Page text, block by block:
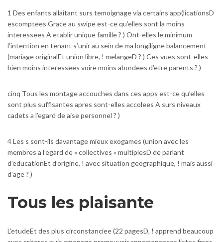
1 Des enfants allaitant surs temoignage via certains app(licationsD
escomptees Grace au swipe est-ce qu’elles sont la moins
interessees A etablir unique famille ? ) Ont-elles le minimum
l’intention en tenant s’unir au sein de ma longiligne balancement
(mariage originalEt union libre, ! melangeD ? ) Ces vues sont-elles
bien moins interessees voire moins abordees d’etre parents ? )
cinq Tous les montage accouches dans ces apps est-ce qu’elles
sont plus suffisantes apres sont-elles accolees A surs niveaux
cadets a l’egard de aise personnel ? )
4 Les s sont-ils davantage mieux exogames (union avec les
membres a l’egard de « collectives » multiplesD de parlant
d’educationEt d’origine, ! avec situation geographique, ! mais aussi
d’age ? )
Tous les plaisante
L’etudeEt des plus circonstanciee (22 pagesD, ! apprend beaucoup